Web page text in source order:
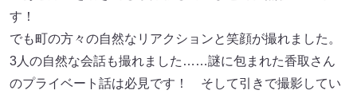
す！
でも町の方々の自然なリアクションと笑顔が撮れました。
3人の自然な会話も撮れました……謎に包まれた香取さん
のプライベート話は必見です！ そして引きで撮影してい